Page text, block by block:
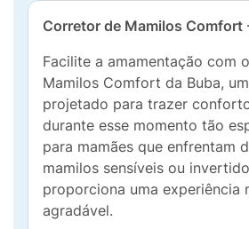
Corretor de Mamilos Comfort
Facilite a amamentação com
Mamilos Comfort da Buba,
projetado para trazer
durante esse momento tão
para mamães que enfrentam
mamilos sensíveis ou
proporciona uma experiência
agradável.